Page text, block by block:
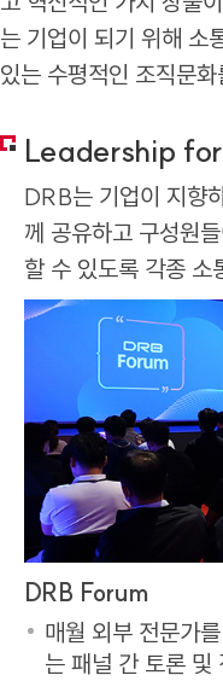
는 기업이 되기 위해 소
있는 수평적인 조직문
Leadership
DRB는 기업이 지향
께 공유하고 구성원
할 수 있도록 각종 소
DRB Forum
매월 외부 전문가
는 패널 간 토론 및